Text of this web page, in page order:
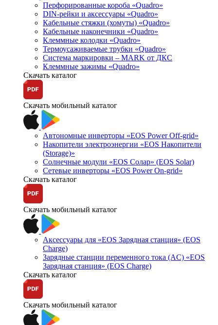
Перфорированные короба «Quadro»
DIN-рейки и аксессуары «Quadro»
Кабельные стяжки (хомуты) «Quadro»
Кабельные наконечники «Quadro»
Клеммные колодки «Quadro»
Термоусаживаемые трубки «Quadro»
Система маркировки – MARK от ДКС
Клеммные зажимы «Quadro»
Скачать каталог
Скачать мобильный каталог
Автономные инверторы «EOS Power Off-grid»
Накопители электроэнергии «EOS Накопители
(Storage)»
Солнечные модули «EOS Солар» (EOS Solar)
Сетевые инверторы «EOS Power On-grid»
Скачать каталог
Скачать мобильный каталог
Аксессуары для «EOS Зарядная станция» (EOS
Charge)
Зарядные станции переменного тока (AC) «EOS
Зарядная станция» (EOS Charge)
Скачать каталог
Скачать мобильный каталог